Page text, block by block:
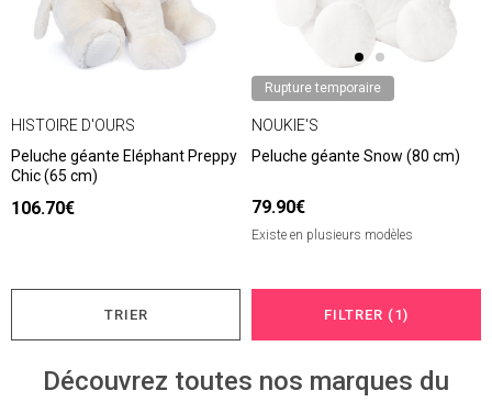
HISTOIRE D'OURS
Peluche géante Eléphant Preppy
Chic (65 cm)
106.70€
Rupture temporaire
NOUKIE'S
Peluche géante Snow (80 cm)
79.90€
Existe en plusieurs modèles
TRIER FILTRER (1)
Découvrez toutes nos marques du